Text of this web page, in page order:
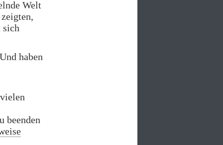
Welt
sich
haben
beenden